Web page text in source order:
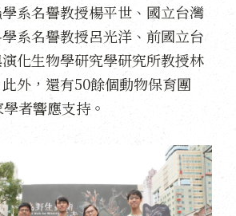
系名譽教授楊平世、國立台灣
系名譽教授呂光洋、前國立台
化生物學研究學研究所教授林
外，還有50餘個動物保育團
者響應支持。